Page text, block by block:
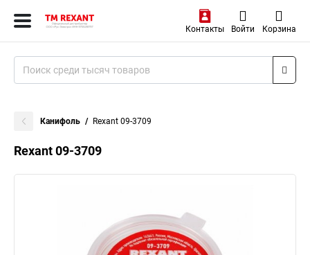
Контакты Войти Корзина
Канифоль Rexant 09-3709
Rexant 09-3709